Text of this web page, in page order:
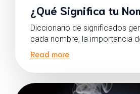
¿Qué Significa tu
Diccionario de significados
cada nombre, la importancia
Read more